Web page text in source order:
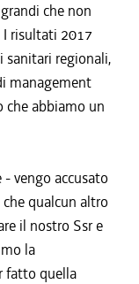
che non
I risultati 2017
sanitari regionali,
management
che abbiamo un
vengo accusato
qualcun altro
il nostro Ssr e
la
fatto quella